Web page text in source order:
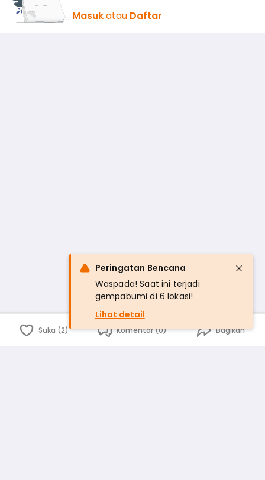
Masukatau Daftar
Suka (2) Komentar (0) Bagikan
Peringatan Bencana
Waspada! Saat ini terjadi
gempabumi di 6 lokasi!
Lihat detail